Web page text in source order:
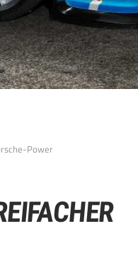
Power